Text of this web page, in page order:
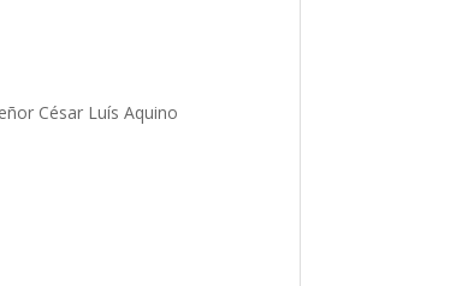
César Luís Aquino